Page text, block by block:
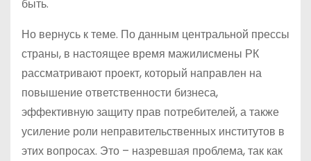
быть.
Но вернусь к теме. По данным центральной прессы
страны, в настоящее время мажилисмены РК
рассматривают проект, который направлен на
повышение ответственности бизнеса,
эффективную защиту прав потребителей, а также
усиление роли неправительственных институтов в
этих вопросах. Это – назревшая проблема, так как